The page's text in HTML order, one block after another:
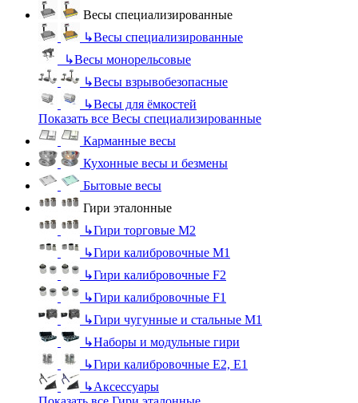
Весы специализированные
↳Весы специализированные
↳Весы монорельсовые
↳Весы взрывобезопасные
↳Весы для ёмкостей
Показать все Весы специализированные
Карманные весы
Кухонные весы и безмены
Бытовые весы
Гири эталонные
↳Гири торговые М2
↳Гири калибровочные М1
↳Гири калибровочные F2
↳Гири калибровочные F1
↳Гири чугунные и стальные М1
↳Наборы и модульные гири
↳Гири калибровочные E2, Е1
↳Аксессуары